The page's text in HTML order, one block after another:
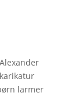
larmer